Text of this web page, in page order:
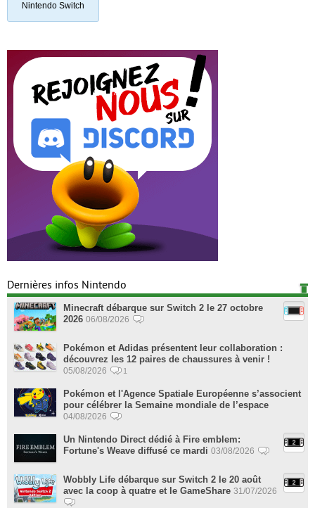
Nintendo Switch
Dernières infos Nintendo
Minecraft débarque sur Switch 2 le 27 octobre
2026 06/08/2026
Pokémon et Adidas présentent leur collaboration :
découvrez les 12 paires de chaussures à venir !
05/08/2026 1
Pokémon et l'Agence Spatiale Européenne s’associent
pour célébrer la Semaine mondiale de l’espace
04/08/2026
Un Nintendo Direct dédié à Fire emblem:
Fortune's Weave diffusé ce mardi 03/08/2026
Wobbly Life débarque sur Switch 2 le 20 août
avec la coop à quatre et le GameShare 31/07/2026